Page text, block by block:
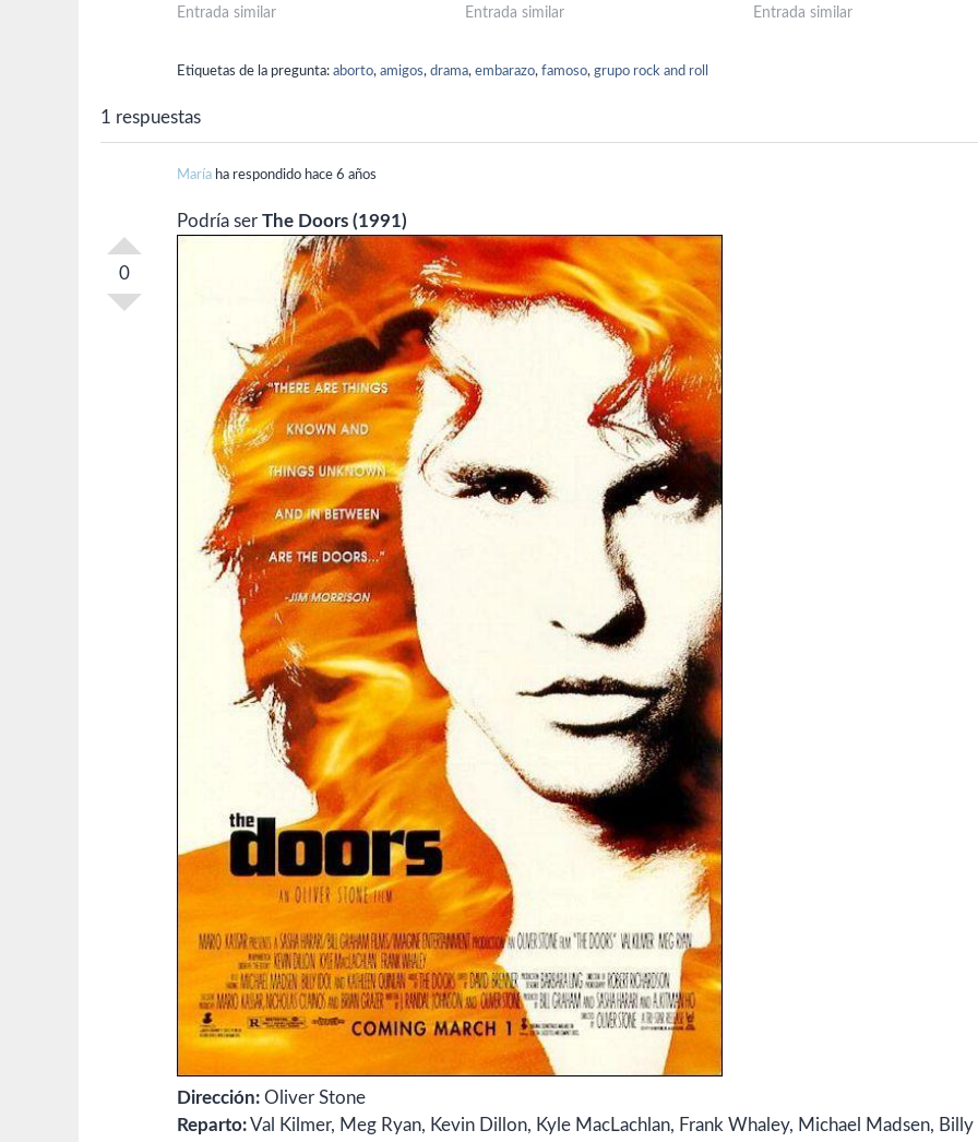
para que desista. Esto termina en una
Entrada similar
todos sus amigos, y al final, el bebé y la
Entrada similar
que recuerde con la esperanza de
Entrada similar
Etiquetas de la pregunta: aborto, amigos, drama, embarazo, famoso, grupo rock and roll
1 respuestas
0
María ha respondido hace 6 años
Podría ser The Doors (1991)
Dirección: Oliver Stone
Reparto: Val Kilmer, Meg Ryan, Kevin Dillon, Kyle MacLachlan, Frank Whaley, Michael Madsen, Billy